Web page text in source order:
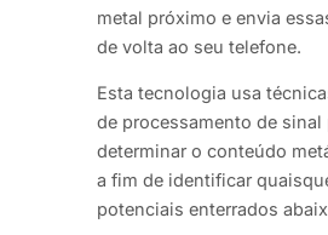
metal próximo e envia
de volta ao seu telefone.
Esta tecnologia usa
de processamento de sinal
determinar o conteúdo
a fim de identificar
potenciais enterrados